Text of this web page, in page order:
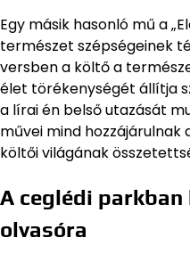
Egy másik hasonló mű a
természet szépségeinek
versben a költő a
élet törékenységét állítja
a lírai én belső utazását
művei mind hozzájárulnak
költői világának
A ceglédi parkban
olvasóra